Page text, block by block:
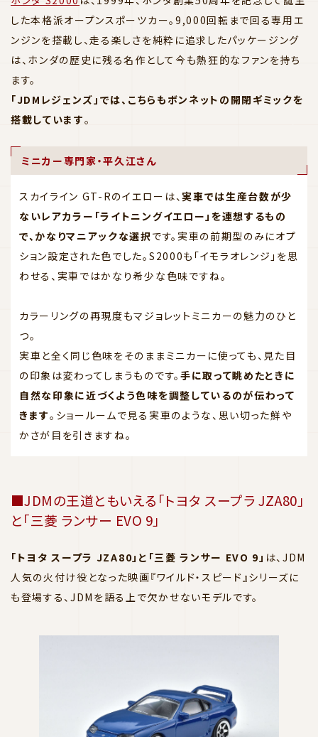
した本格派オープンスポーツカー。9,000回転まで回る専用エ
ンジンを搭載し、走る楽しさを純粋に追求したパッケージング
は、ホンダの歴史に残る名作として今も熱狂的なファンを持ち
ます。
「JDMレジェンズ」では、こちらもボンネットの開閉ギミックを
搭載しています。
ミニカー専門家・平久江さん
スカイライン GT-Rのイエローは、実車では生産台数が少
ないレアカラー「ライトニングイエロー」を連想するもの
で、かなりマニアックな選択です。実車の前期型のみにオプ
ション設定された色でした。S2000も「イモラオレンジ」を思
わせる、実車ではかなり希少な色味ですね。
カラーリングの再現度もマジョレットミニカーの魅力のひと
つ。
実車と全く同じ色味をそのままミニカーに使っても、見た目
の印象は変わってしまうものです。 手に取って眺めたときに
自然な印象に近づくよう色味を調整しているのが伝わって
きます。ショールームで見る実車のような、思い切った鮮や
かさが目を引きますね。
■JDMの王道ともいえる「トヨタ スープラ JZA80」
と「三菱 ランサー EVO 9」
「トヨタ スープラ JZA80」と「三菱 ランサー EVO 9」 は、JDM
人気の火付け役となった映画『ワイルド・スピード』シリーズに
も登場する、JDMを語る上で欠かせないモデルです。